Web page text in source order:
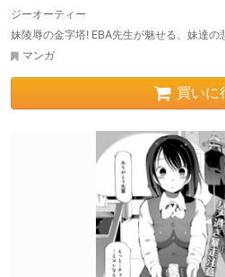
ジーオーティー
妹陵辱の金字塔! EBA先生が魅せる、妹達の
マンガ
買いに